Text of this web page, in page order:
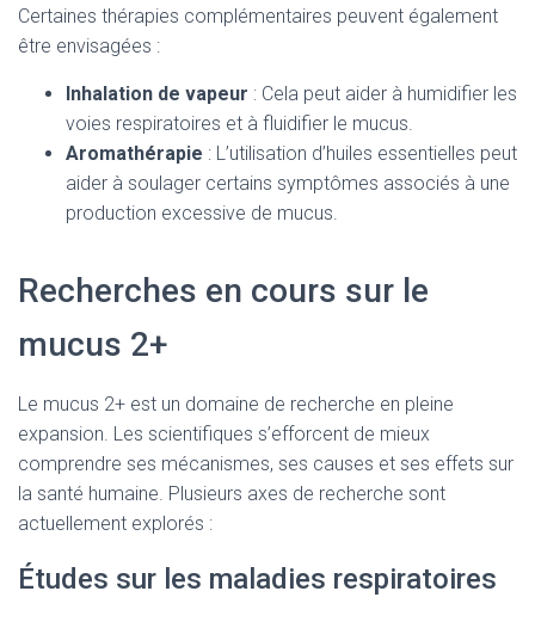
Certaines thérapies complémentaires peuvent également
être envisagées :
Inhalation de vapeur : Cela peut aider à humidifier les
voies respiratoires et à fluidifier le mucus.
Aromathérapie : L’utilisation d’huiles essentielles peut
aider à soulager certains symptômes associés à une
production excessive de mucus.
Recherches en cours sur le
mucus 2+
Le mucus 2+ est un domaine de recherche en pleine
expansion. Les scientifiques s’efforcent de mieux
comprendre ses mécanismes, ses causes et ses effets sur
la santé humaine. Plusieurs axes de recherche sont
actuellement explorés :
Études sur les maladies respiratoires